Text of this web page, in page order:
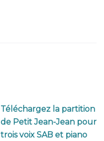
Téléchargez la partition
de Petit Jean-Jean pour
trois voix SAB et piano